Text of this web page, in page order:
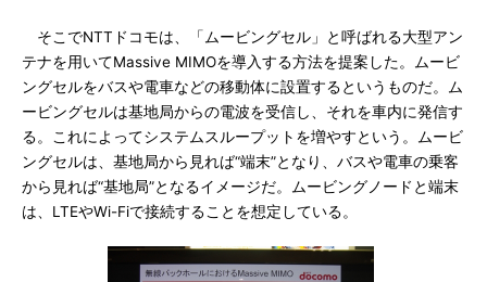
そこでNTTドコモは、「ムービングセル」と呼ばれる大型アン
テナを用いてMassive MIMOを導入する方法を提案した。ムービ
ングセルをバスや電車などの移動体に設置するというものだ。ム
ービングセルは基地局からの電波を受信し、それを車内に発信す
る。これによってシステムスループットを増やすという。ムービ
ングセルは、基地局から見れば“端末”となり、バスや電車の乗客
から見れば“基地局”となるイメージだ。ムービングノードと端末
は、LTEやWi-Fiで接続することを想定している。